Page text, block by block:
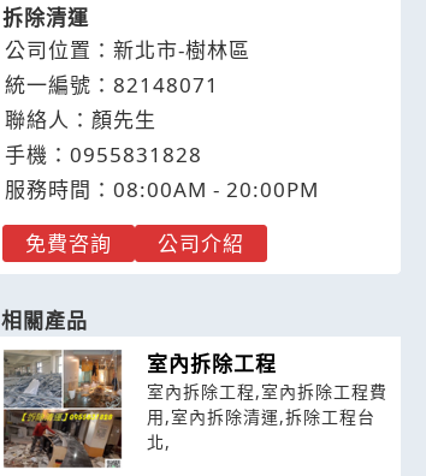
拆除清運
公司位置：新北市-樹林區
統一編號：82148071
聯絡人：顏先生
手機： 0955831 828
服務時間：08:00AM - 20:00PM
免費咨詢
公司介紹
相關產品
室內拆除工程
室內拆除工程,室內拆除工程費
用,室內拆除清運,拆除工程台
北,